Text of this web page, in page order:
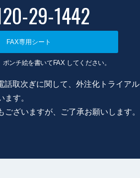
29-1442
FAX専用シート
ポンチ絵を書いてFAX してください。
取次ぎに関して、外注化トライアル
す。
ございますが、ご了承お願いします。